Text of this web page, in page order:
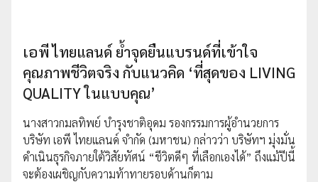
เอพี ไทยแลนด์ ย้ำจุดยืนแบรนด์ที่เข้าใจ
คุณภาพชีวิตจริง กับแนวคิด ‘ที่สุดของ LIVING
QUALITY ในแบบคุณ’
นางสาวกมลทิพย์ บำรุงชาติอุดม รองกรรมการผู้อำนวยการ
บริษัท เอพี ไทยแลนด์ จำกัด (มหาชน) กล่าวว่า บริษัทฯ มุ่งมั่น
ดำเนินธุรกิจภายใต้วิสัยทัศน์ “ชีวิตดีๆ ที่เลือกเองได้” ถึงแม้ปีนี้
จะต้องเผชิญกับความท้าทายรอบด้านก็ตาม